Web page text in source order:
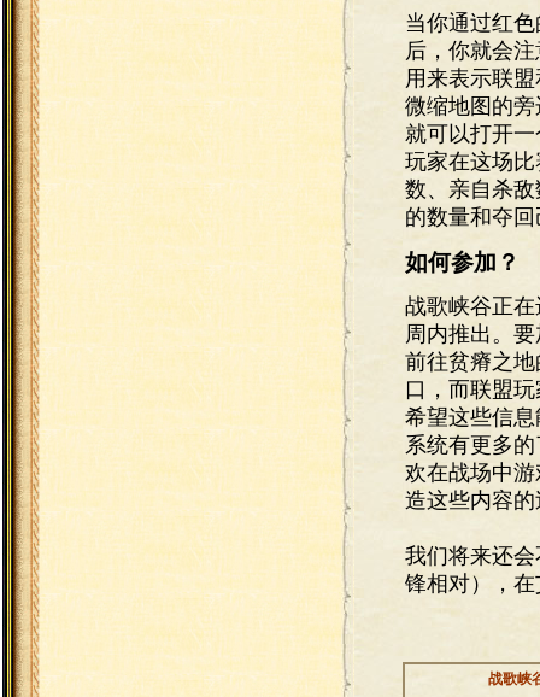
当你通过红
后，你就会
用来表示联
微缩地图的
就可以打开
玩家在这场
数、亲自杀
的数量和夺
如何参加？
战歌峡谷正
周内推出。
前往贫瘠之
口，而联盟
希望这些信
系统有更多
欢在战场中
造这些内容
我们将来还
锋相对），
战歌峡